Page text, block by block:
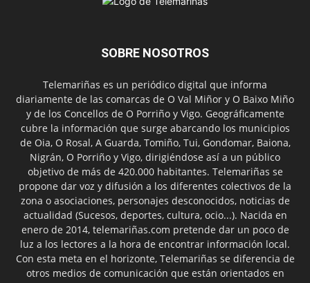
SOBRE NOSOTROS
Telemariñas es un periódico digital que informa
diariamente de las comarcas de O Val Miñor y O Baixo Miño
y de los Concellos de O Porriño y Vigo. Geográficamente
cubre la información que surge abarcando los municipios
de Oia, O Rosal, A Guarda, Tomiño, Tui, Gondomar, Baiona,
Nigrán, O Porriño y Vigo, dirigiéndose así a un público
objetivo de más de 420.000 habitantes. Telemariñas se
propone dar voz y difusión a los diferentes colectivos de la
zona o asociaciones, personajes desconocidos, noticias de
actualidad (Sucesos, deportes, cultura, ocio...). Nacida en
enero de 2014, telemariñas.com pretende dar un poco de
luz a los lectores a la hora de encontrar información local.
Con esta meta en el horizonte, Telemariñas se diferencia de
otros medios de comunicación que están orientados en